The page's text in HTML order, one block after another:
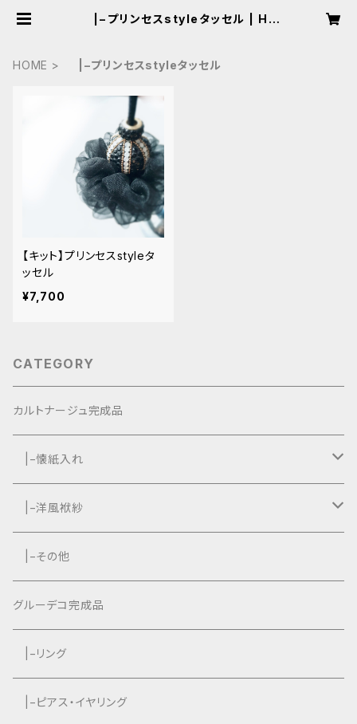
|−プリンセスstyleタッセル | Ha
HOME |−プリンセスstyleタッセル
【キット】プリンセスstyleタ
ッセル
¥7,700
CATEGORY
カルトナージュ完成品
|−懐紙入れ
|−タッセル付き
|−タッセルなし
|−洋風袱紗
|−タッセル付き
|−タッセルなし
|−その他
グルーデコ完成品
|−リング
|−ピアス・イヤリング